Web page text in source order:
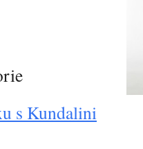
s Kundalini